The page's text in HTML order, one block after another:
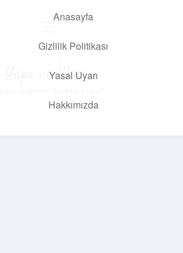
Anasayfa
Gizlilik Politikası
Yasal Uyarı
Hakkımızda
Yapı ve İlham